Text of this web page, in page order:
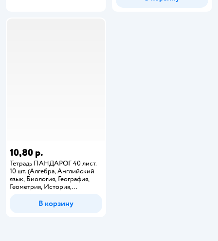
10,80 р.
Тетрадь ПАНДАРОГ 40 лист.
10 шт. (Алгебра, Английский
язык, Биология, География,
Геометрия, История,
Физика, Химия)В корзину